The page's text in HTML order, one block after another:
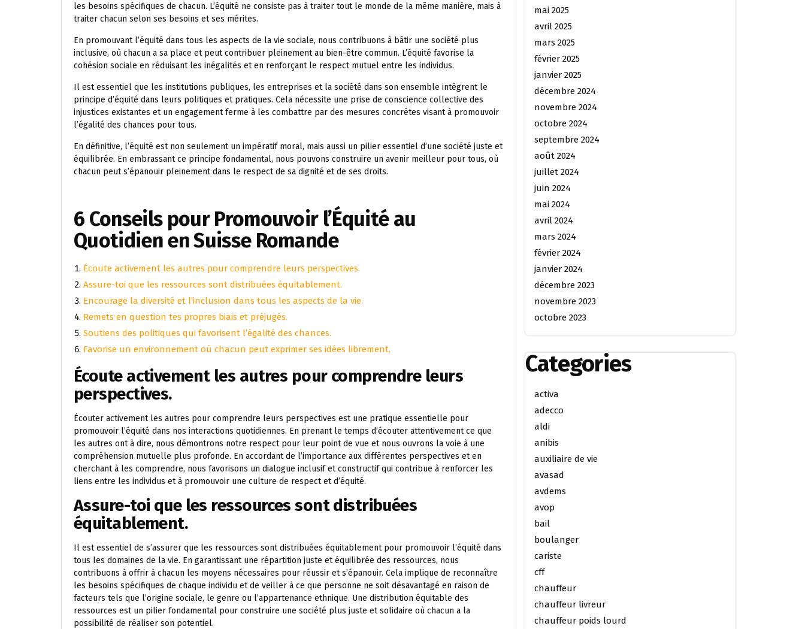
les besoins spécifiques de chacun. L’équité ne consiste pas à traiter tout le monde de la même manière, mais à
traiter chacun selon ses besoins et ses mérites.
En promouvant l’équité dans tous les aspects de la vie sociale, nous contribuons à bâtir une société plus
inclusive, où chacun a sa place et peut contribuer pleinement au bien-être commun. L’équité favorise la
cohésion sociale en réduisant les inégalités et en renforçant le respect mutuel entre les individus.
Il est essentiel que les institutions publiques, les entreprises et la société dans son ensemble intègrent le
principe d’équité dans leurs politiques et pratiques. Cela nécessite une prise de conscience collective des
injustices existantes et un engagement ferme à les combattre par des mesures concrètes visant à promouvoir
l’égalité des chances pour tous.
En définitive, l’équité est non seulement un impératif moral, mais aussi un pilier essentiel d’une société juste et
équilibrée. En embrassant ce principe fondamental, nous pouvons construire un avenir meilleur pour tous, où
chacun peut s’épanouir pleinement dans le respect de sa dignité et de ses droits.
6 Conseils pour Promouvoir l’Équité au
Quotidien en Suisse Romande
Écoute activement les autres pour comprendre leurs perspectives.
Assure-toi que les ressources sont distribuées équitablement.
Encourage la diversité et l’inclusion dans tous les aspects de la vie.
Remets en question tes propres biais et préjugés.
Soutiens des politiques qui favorisent l’égalité des chances.
Favorise un environnement où chacun peut exprimer ses idées librement.
Écoute activement les autres pour comprendre leurs
perspectives.
Écouter activement les autres pour comprendre leurs perspectives est une pratique essentielle pour
promouvoir l’équité dans nos interactions quotidiennes. En prenant le temps d’écouter attentivement ce que
les autres ont à dire, nous démontrons notre respect pour leur point de vue et nous ouvrons la voie à une
compréhension mutuelle plus profonde. En accordant de l’importance aux différentes perspectives et en
cherchant à les comprendre, nous favorisons un dialogue inclusif et constructif qui contribue à renforcer les
liens entre les individus et à promouvoir une culture de respect et d’équité.
Assure-toi que les ressources sont distribuées
équitablement.
Il est essentiel de s’assurer que les ressources sont distribuées équitablement pour promouvoir l’équité dans
tous les domaines de la vie. En garantissant une répartition juste et équilibrée des ressources, nous
contribuons à offrir à chacun les moyens nécessaires pour réussir et s’épanouir. Cela implique de reconnaître
les besoins spécifiques de chaque individu et de veiller à ce que personne ne soit désavantagé en raison de
facteurs tels que l’origine sociale, le genre ou l’appartenance ethnique. Une distribution équitable des
ressources est un pilier fondamental pour construire une société plus juste et solidaire où chacun a la
possibilité de réaliser son potentiel.
mai 2025
avril 2025
mars 2025
février 2025
janvier 2025
décembre 2024
novembre 2024
octobre 2024
septembre 2024
août 2024
juillet 2024
juin 2024
mai 2024
avril 2024
mars 2024
février 2024
janvier 2024
décembre 2023
novembre 2023
octobre 2023
Categories
activa
adecco
aldi
anibis
auxiliaire de vie
avasad
avdems
avop
bail
boulanger
cariste
cff
chauffeur
chauffeur livreur
chauffeur poids lourd